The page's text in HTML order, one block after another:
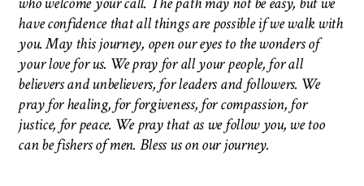
have confidence that all things are possible if we walk with
you. May this journey, open our eyes to the wonders of
your love for us. We pray for all your people, for all
believers and unbelievers, for leaders and followers. We
pray for healing, for forgiveness, for compassion, for
justice, for peace. We pray that as we follow you, we too
can be fishers of men. Bless us on our journey.